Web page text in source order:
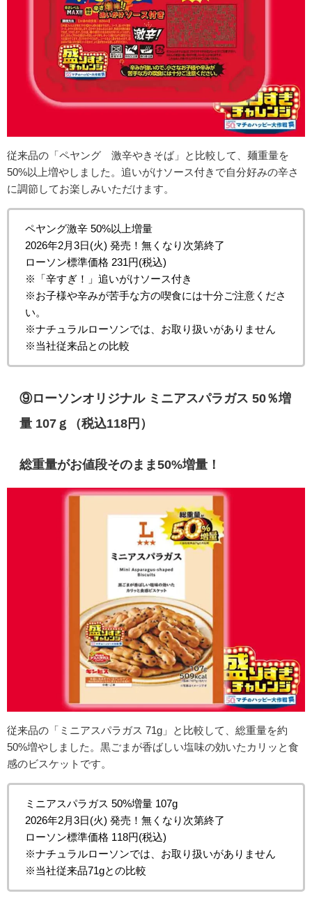
従来品の「ペヤング 激辛やきそば」と比較して、麺重量を
50%以上増やしました。追いがけソース付きで自分好みの辛さ
に調節してお楽しみいただけます。
ペヤング激辛 50%以上増量
2026年2月3日(火) 発売！無くなり次第終了
ローソン標準価格 231円(税込)
※「辛すぎ！」追いがけソース付き
※お子様や辛みが苦手な方の喫食には十分ご注意くださ
い。
※ナチュラルローソンでは、お取り扱いがありません
※当社従来品との比較
⑨ローソンオリジナル ミニアスパラガス 50％増
量 107ｇ（税込118円）
総重量がお値段そのまま50%増量！
従来品の「ミニアスパラガス 71g」と比較して、総重量を約
50%増やしました。黒ごまが香ばしい塩味の効いたカリッと食
感のビスケットです。
ミニアスパラガス 50%増量 107g
2026年2月3日(火) 発売！無くなり次第終了
ローソン標準価格 118円(税込)
※ナチュラルローソンでは、お取り扱いがありません
※当社従来品71gとの比較